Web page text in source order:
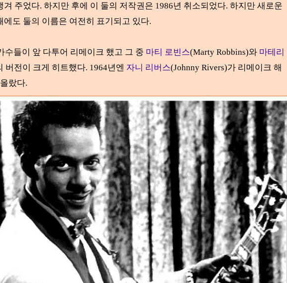
겨 주었다. 하지만 후에 이 둘의 저작권은 1986년 취소되었다. 하지만 새로운
에도 둘의 이름은 여전히 표기되고 있다.
수들이 앞 다투어 리메이크 했고 그 중 마티 로빈스(Marty Robbins)와 마테리
버전이 크게 히트했다. 1964년엔 자니 리버스(Johnny Rivers)가 리메이크 해
랐다.